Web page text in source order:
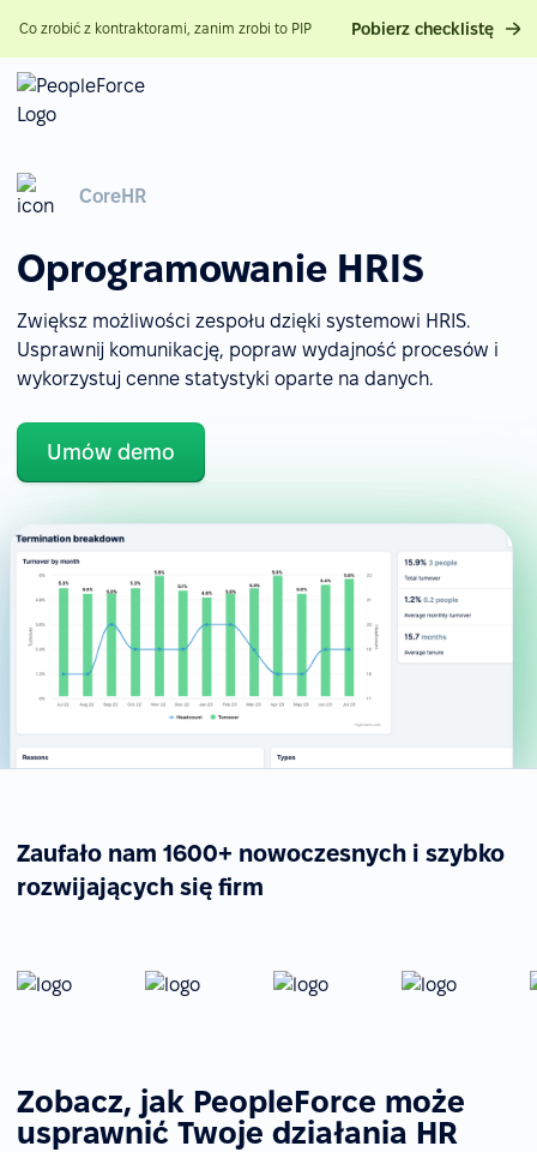
Co zrobić z kontraktorami, zanim zrobi to PIP Pobierz checklistę
CoreHR
Oprogramowanie HRIS
Zwiększ możliwości zespołu dzięki systemowi HRIS.
Usprawnij komunikację, popraw wydajność procesów i
wykorzystuj cenne statystyki oparte na danych.
Umów demo
Zaufało nam 1600+ nowoczesnych i szybko
rozwijających się firm
Zobacz, jak PeopleForce może
usprawnić Twoje działania HR